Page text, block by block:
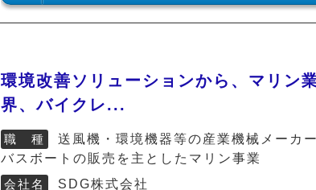
環境改善ソリューションから、マリン
界、バイクレ...
職 種
送風機・環境機器等の産業機械メーカー
バスボートの販売を主としたマリン事業
会社名
SDG株式会社